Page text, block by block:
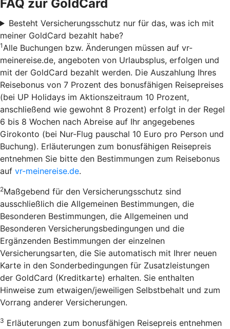
FAQ zur GoldCard
Besteht Versicherungsschutz nur für das, was ich mit
meiner GoldCard bezahlt habe?
1 Alle Buchungen bzw. Änderungen müssen auf vr-
meinereise.de, angeboten von Urlaubsplus, erfolgen und
mit der GoldCard bezahlt werden. Die Auszahlung Ihres
Reisebonus von 7 Prozent des bonusfähigen Reisepreises
(bei UP Holidays im Aktionszeitraum 10 Prozent,
anschließend wie gewohnt 8 Prozent) erfolgt in der Regel
6 bis 8 Wochen nach Abreise auf Ihr angegebenes
Girokonto (bei Nur-Flug pauschal 10 Euro pro Person und
Buchung). Erläuterungen zum bonusfähigen Reisepreis
entnehmen Sie bitte den Bestimmungen zum Reisebonus
auf vr-meinereise.de.
2Maßgebend für den Versicherungsschutz sind
ausschließlich die Allgemeinen Bestimmungen, die
Besonderen Bestimmungen, die Allgemeinen und
Besonderen Versicherungsbedingungen und die
Ergänzenden Bestimmungen der einzelnen
Versicherungsarten, die Sie automatisch mit Ihrer neuen
Karte in den Sonderbedingungen für Zusatzleistungen
der GoldCard (Kreditkarte) erhalten. Sie enthalten
Hinweise zum etwaigen/jeweiligen Selbstbehalt und zum
Vorrang anderer Versicherungen.
3 Erläuterungen zum bonusfähigen Reisepreis entnehmen